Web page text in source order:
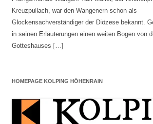
Kreuzpullach, war den Wangenern schon als
Glockensachverständiger der Diözese bekannt.
in seinen Erläuterungen einen weiten Bogen von
Gotteshauses […]
HOMEPAGE KOLPING HÖHENRAIN